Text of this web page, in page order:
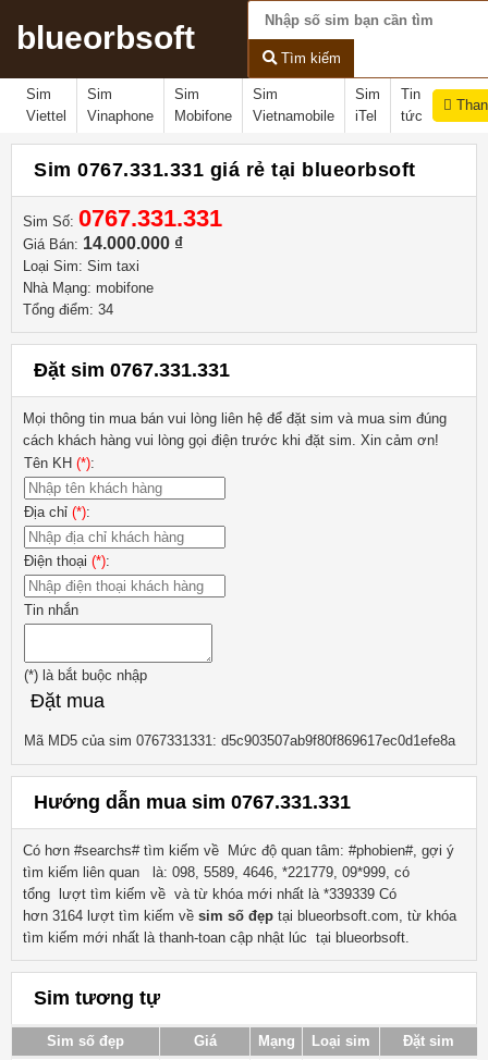
blueorbsoft
Tìm kiếm
Sim
Viettel
Sim
Vinaphone
Sim
Mobifone
Sim
Vietnamobile
Sim
iTel
Tin
tức
Sim 0767.331.331 giá rẻ tại blueorbsoft
Sim Số: 0767.331.331
Giá Bán: 14.000.000 ₫
Loại Sim: Sim taxi
Nhà Mạng: mobifone
Tổng điểm: 34
Đặt sim 0767.331.331
Mọi thông tin mua bán vui lòng liên hệ để đặt sim và mua sim đúng
cách khách hàng vui lòng gọi điện trước khi đặt sim. Xin cảm ơn!
Tên KH (*):
Địa chỉ (*):
Điện thoại (*):
Tin nhắn
(*) là bắt buộc nhập
Đặt mua
Mã MD5 của sim 0767331331: d5c903507ab9f80f869617ec0d1efe8a
Hướng dẫn mua sim 0767.331.331
Có hơn #searchs# tìm kiếm về
Mức độ quan tâm: #phobien#, gợi ý
tìm kiếm liên quan
là: 098, 5589, 4646, *221779, 09*999, có
tổng lượt tìm kiếm về và từ khóa mới nhất là *339339 Có
hơn 3164 lượt tìm kiếm về sim số đẹp tại blueorbsoft.com, từ khóa
tìm kiếm mới nhất là thanh-toan cập nhật lúc tại blueorbsoft.
Sim tương tự
Sim số đẹp Giá Mạng Loại sim Đặt sim